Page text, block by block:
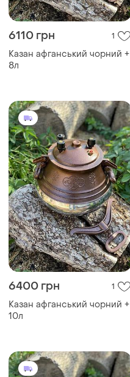
6110 грн 1
Казан афганський чорний +
8л
6400 грн 1
Казан афганський чорний +
10л